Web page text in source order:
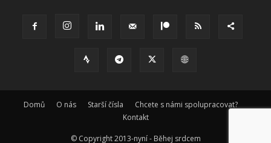
Domů O nás Starší čísla
Chcete s námi spolupracovat?
Kontakt
© Copyright 2013-nyní - Běhej srdcem